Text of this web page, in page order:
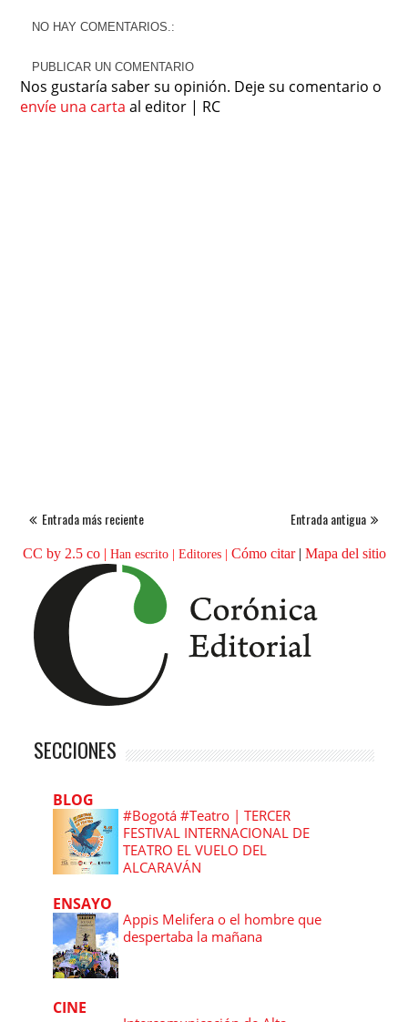
NO HAY COMENTARIOS.:
PUBLICAR UN COMENTARIO
Nos gustaría saber su opinión. Deje su comentario o
envíe una carta al editor | RC
Entrada más reciente Entrada antigua
CC by 2.5 co| Han escrito| Editores Cómo citar | Mapa del sitio
SECCIONES
BLOG
#Bogotá #Teatro | TERCER
FESTIVAL INTERNACIONAL DE
TEATRO EL VUELO DEL
ALCARAVÁN
ENSAYO
Appis Melifera o el hombre que
despertaba la mañana
CINE